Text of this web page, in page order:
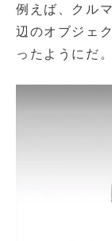
例えば、クル
辺のオブジェ
ったようにだ。